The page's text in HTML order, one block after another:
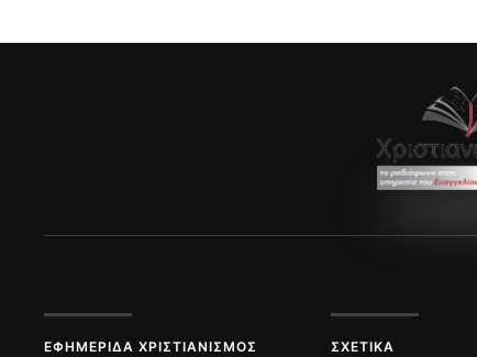
ΕΦΗΜΕΡΊΔΑ ΧΡΙΣΤΙΑΝΙΣΜΌΣ ΣΧΕΤΙΚΆ